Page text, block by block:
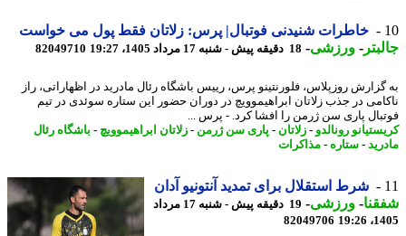
خاطرات شنیدنی فوتبال| پرس: زلاتان فقط پول می خواست
-ورزشی-18 دقیقه پیش - شنبه 17 مرداد 1405، 19:27 82049710
روزپلاس، فلورنتینو پرس، رییس باشگاه رئال مادرید در اظهاراتی، راز
در جذب زلاتان ابراهیموویچ در دوران حضور این ستاره سوئدی در تیم
پاری سن ژرمن را افشا کرد. - پرس ...
رونالدو-زلاتان-پاری سن ژرمن -زلاتان ابراهیموویچ-باشگاه رئال
- ستاره-مذاکرات
شرط استقلال برای تمدید آنتونیو آدان
-ورزشی-
19 دقیقه پیش - شنبه 17 مرداد
82049706